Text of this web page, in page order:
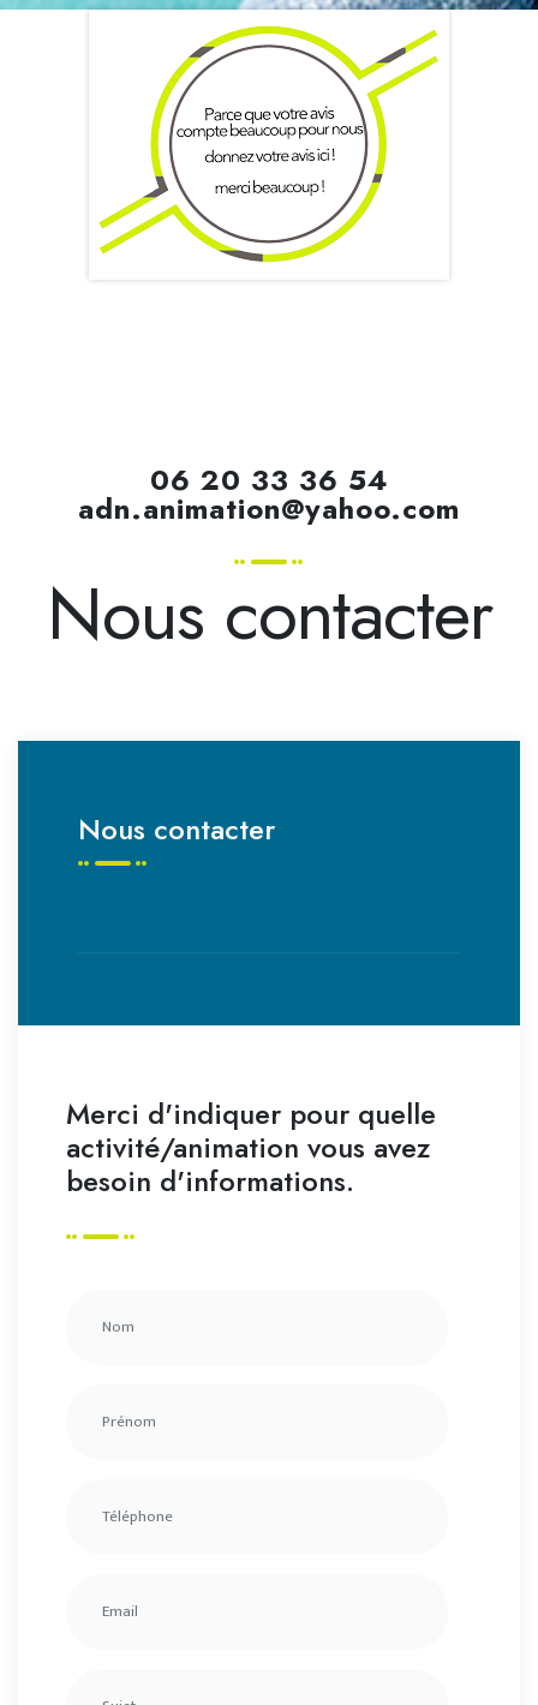
06 20 33 36 54
adn.animation@yahoo.com
Nous contacter
Nous contacter
Merci d'indiquer pour quelle
activité/animation vous avez
besoin d'informations.